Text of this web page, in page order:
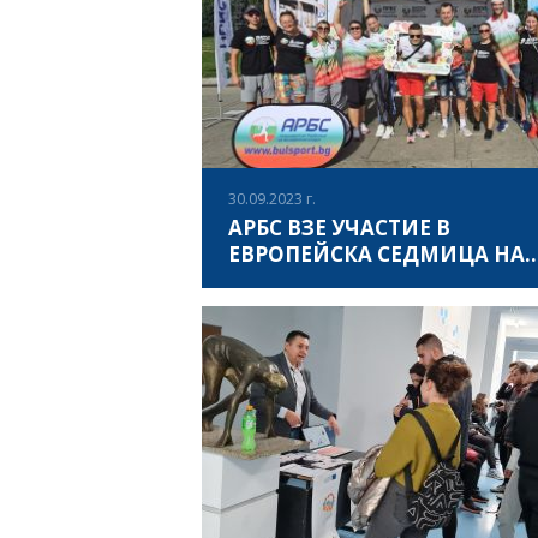
София на голямата поляна в Южен парк.
Асоциация за развитие на българския
се включи активно в мероприятието,
представи дейностите по текущите
инициативи, съ-финансирани по
Еразъм+ на Европейския съюз:
ВИЖ ПОВЕЧЕ
30.09.2023 г.
АРБС ВЗЕ УЧАСТИЕ В
ЕВРОПЕЙСКА СЕДМИЦА НА
се проведе между 23 и 30 септември
като всички жители и гости на София
възможността да станат част от най-
спортен празник в Европа. Европейската
седмица на спорта е инициатива на
Европейската комисия, която се провежда
през септември в цяла Европа от 2015 г.
насам. Чрез седмицата, която се провежда
под формата на кампания за повишаване
ВИЖ ПОВЕЧЕ